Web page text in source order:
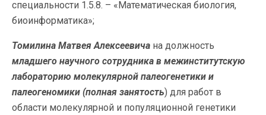
специальности 1.5.8. – «Математическая биология,
биоинформатика»;
Томилина Матвея Алексеевича на должность
младшего научного сотрудника в межинститутскую
лабораторию молекулярной палеогенетики и
палеогеномики (полная занятость) для работ в
области молекулярной и популяционной генетики